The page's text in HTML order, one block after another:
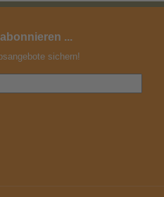
...
sichern!